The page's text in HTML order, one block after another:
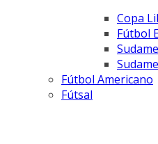
Copa
Fútbol
Fútbol Americano
Fútsal